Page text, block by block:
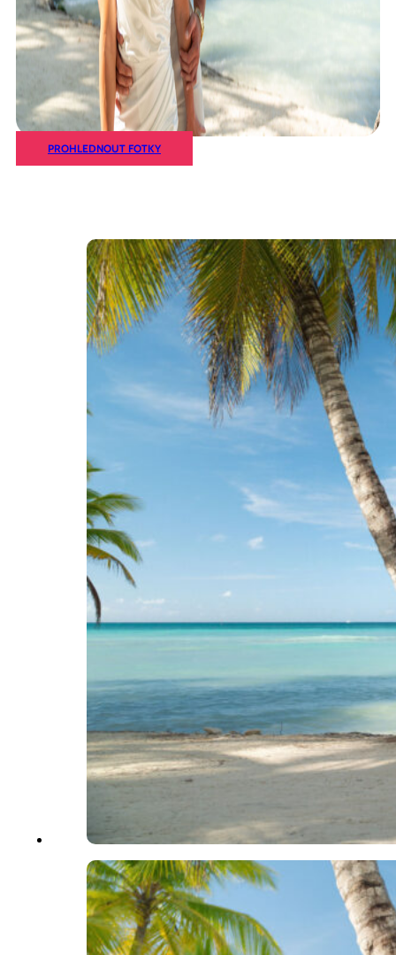
PROHLEDNOUT FOTKY